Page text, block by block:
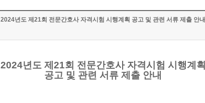
2024년도 제21회 전문간호사 자격시험 시행계획 공고 및 관련 서류 제출 안내
2024년도 제21회 전문간호사 자격시험 시행계획
공고 및 관련 서류 제출 안내